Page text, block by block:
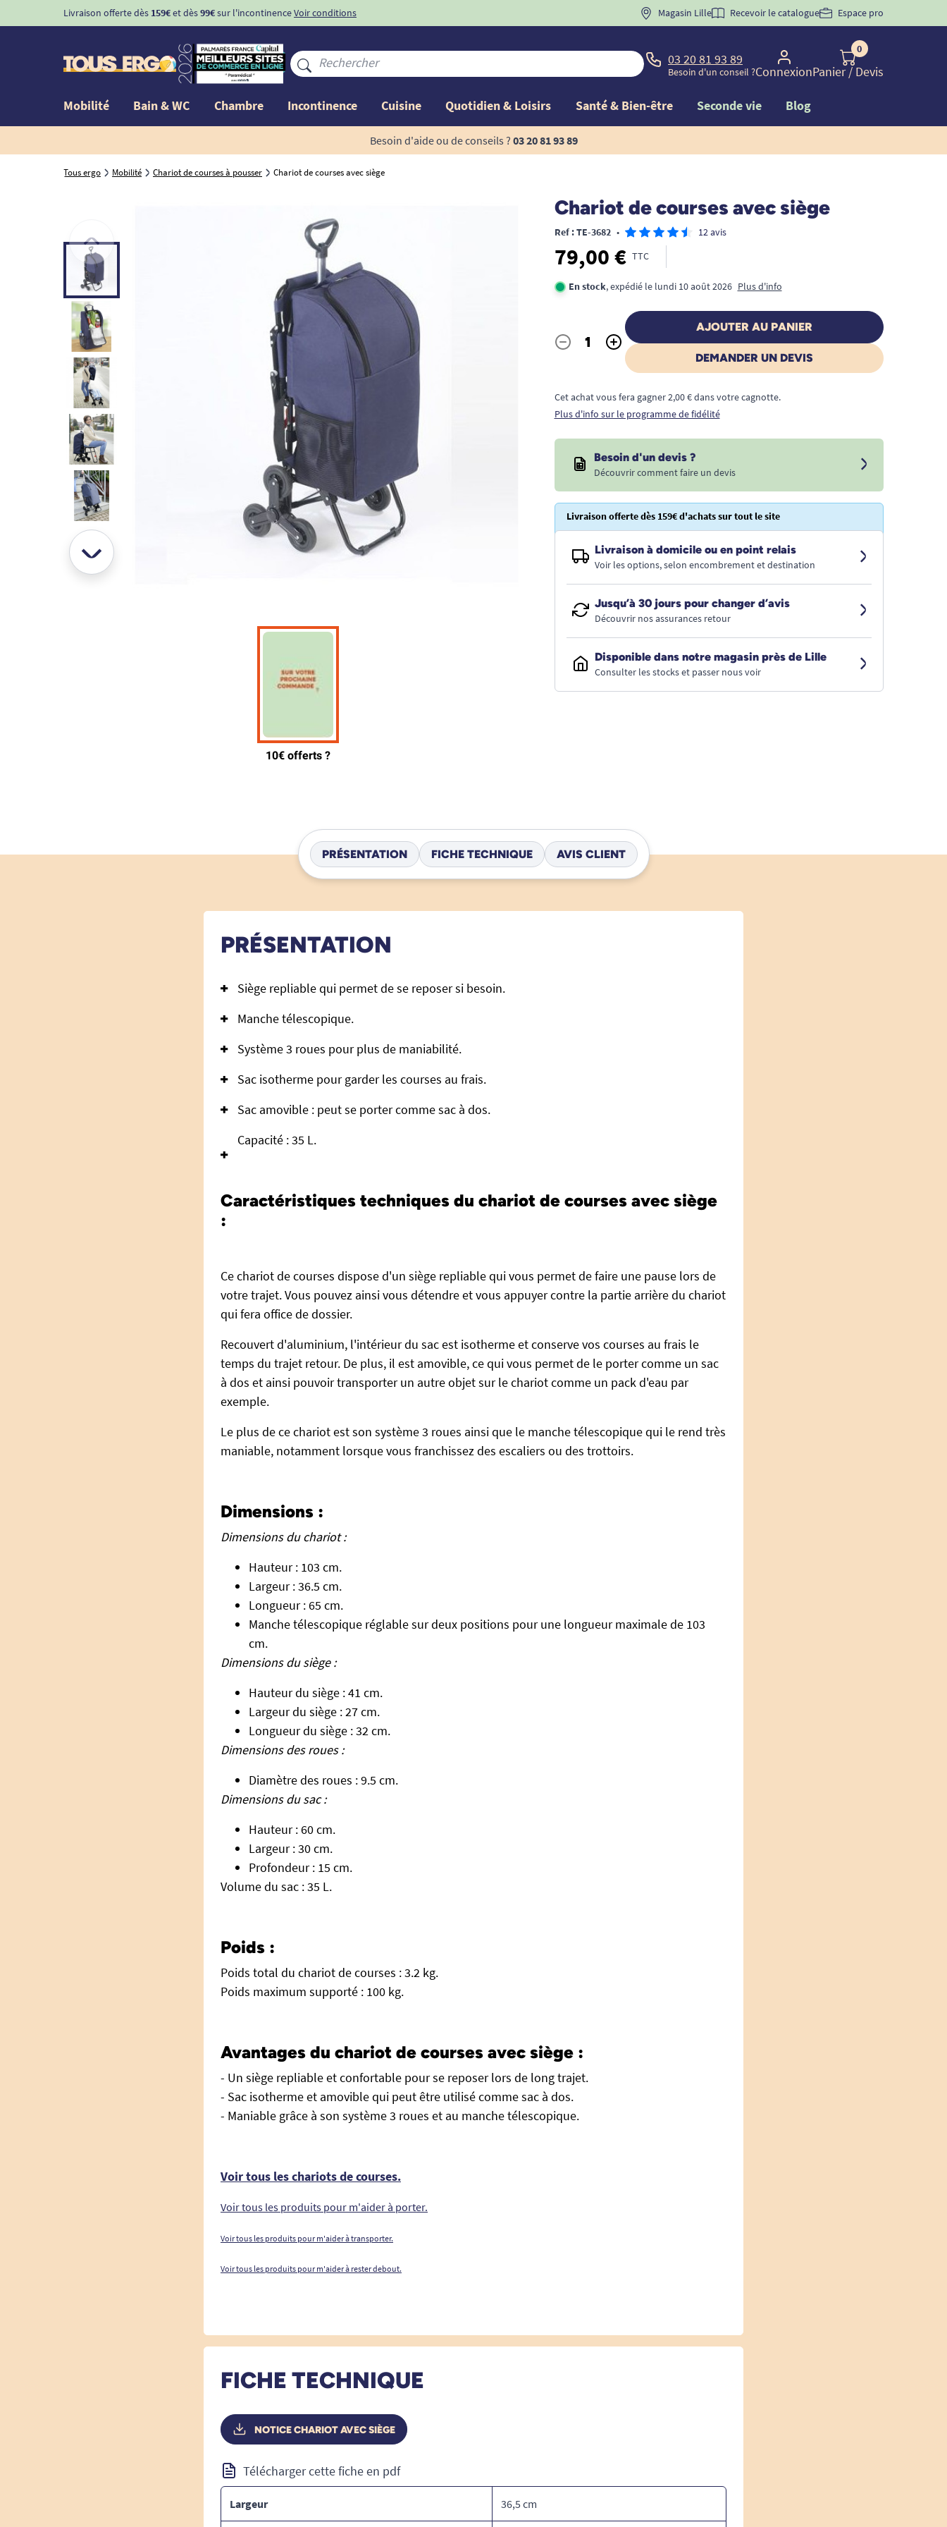
Livraison offerte dès 159€et dès99€sur l'incontinenceVoir conditions BIENVENUE" pourla 1ère commande d'incontinence
Magasin Lille Recevoir le catalogue Espace pro
03 20 81 93 89
Besoin d'un conseil ?Connexion
0
Panier/ Devis
Mobilité Bain & WC Chambre Incontinence Cuisine Quotidien & Loisirs Santé & Bien-être Seconde vie Blog
Besoin d'aide ou de conseils ? 03 20 81 93 89
Tous ergo Mobilité Chariot de courses à pousser Chariot de courses avec siège
Chariot de courses avec siège
Ref : TE-3682 • 12 avis
79,00 € TTC
En stock, expédié le lundi 10 août 2026 Plus d'info
Quantité
- +
AJOUTER AU PANIER
DEMANDER UN DEVIS
Cet achat vous fera gagner 2,00 € dans votre cagnotte.
Plus d'info sur le programme de fidélité
Besoin d'un devis ?
Découvrir comment faire un devis
Livraison offerte dès 159€ d'achats sur tout le site
Livraison à domicile ou en point relais
Voir les options, selon encombrement et destination
Jusqu’à 30 jours pour changer d’avis
Découvrir nos assurances retour
Disponible dans notre magasin près de Lille
Consulter les stocks et passer nous voir
PRÉSENTATION FICHE TECHNIQUE AVIS CLIENT
PRÉSENTATION
Siège repliable qui permet de se reposer si besoin.
Manche télescopique.
Système 3 roues pour plus de maniabilité.
Sac isotherme pour garder les courses au frais.
Sac amovible : peut se porter comme sac à dos.
Capacité : 35 L.
Caractéristiques techniques du chariot de courses avec siège
:
Ce chariot de courses dispose d'un siège repliable qui vous permet de faire une pause lors de
votre trajet. Vous pouvez ainsi vous détendre et vous appuyer contre la partie arrière du chariot
qui fera office de dossier.
Recouvert d'aluminium, l'intérieur du sac est isotherme et conserve vos courses au frais le
temps du trajet retour. De plus, il est amovible, ce qui vous permet de le porter comme un sac
à dos et ainsi pouvoir transporter un autre objet sur le chariot comme un pack d'eau par
exemple.
Le plus de ce chariot est son système 3 roues ainsi que le manche télescopique qui le rend très
maniable, notamment lorsque vous franchissez des escaliers ou des trottoirs.
Dimensions :
Dimensions du chariot :
Hauteur : 103 cm.
Largeur : 36.5 cm.
Longueur : 65 cm.
Manche télescopique réglable sur deux positions pour une longueur maximale de 103
cm.
Dimensions du siège :
Hauteur du siège : 41 cm.
Largeur du siège : 27 cm.
Longueur du siège : 32 cm.
Dimensions des roues :
Diamètre des roues : 9.5 cm.
Dimensions du sac :
Hauteur : 60 cm.
Largeur : 30 cm.
Profondeur : 15 cm.
Volume du sac : 35 L.
Poids :
Poids total du chariot de courses : 3.2 kg.
Poids maximum supporté : 100 kg.
Avantages du chariot de courses avec siège :
- Un siège repliable et confortable pour se reposer lors de long trajet.
- Sac isotherme et amovible qui peut être utilisé comme sac à dos.
- Maniable grâce à son système 3 roues et au manche télescopique.
Voir tous les chariots de courses.
Voir tous les produits pour m'aider à porter.
Voir tous les produits pour m'aider à transporter.
Voir tous les produits pour m'aider à rester debout.
FICHE TECHNIQUE
NOTICE CHARIOT AVEC SIÈGE
Télécharger cette fiche en pdf
Largeur 36,5 cm